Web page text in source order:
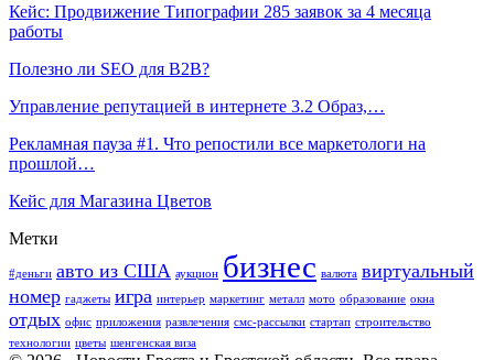
Кейс: Продвижение Типографии 285 заявок за 4 месяца
работы
Полезно ли SEO для B2B?
Управление репутацией в интернете 3.2 Образ,…
Рекламная пауза #1. Что репостили все маркетологи на
прошлой…
Кейс для Магазина Цветов
Метки
#деньги авто из США аукцион бизнес валюта виртуальный
номер гаджеты игра интерьер маркетинг металл мото образование окна
отдых офис приложения развлечения смс-рассылки стартап строительство
технологии цветы шенгенская виза